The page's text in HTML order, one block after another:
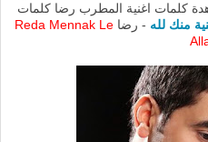
كلمات اغنية المطرب رضا كلمات
منك لله - رضاReda Mennak Le